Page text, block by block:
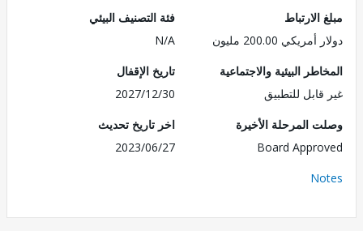
200.00 مليون
فئة التصنيف البيئي
N/A
البيئية والاجتماعية
للتطبيق
تاريخ الإقفال
2027/12/30
المرحلة الأخيرة
Board
اخر تاريخ تحديث
2023/06/27